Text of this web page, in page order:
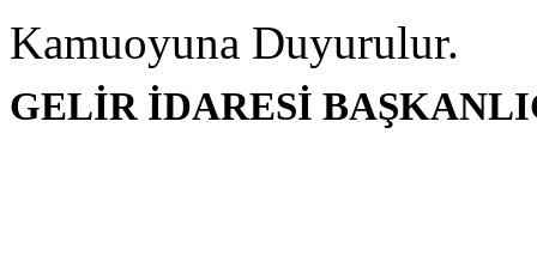
Kamuoyuna Duyurulur.
GELİR İDARESİ